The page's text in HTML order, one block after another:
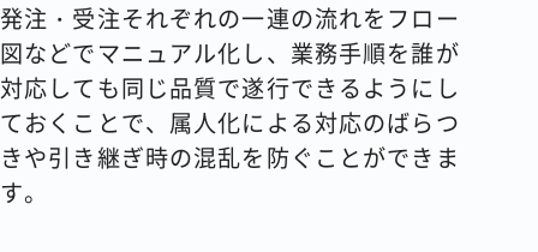
発注・受注それぞれの一連の流れをフロー
図などでマニュアル化し、業務手順を誰が
対応しても同じ品質で遂行できるようにし
ておくことで、属人化による対応のばらつ
きや引き継ぎ時の混乱を防ぐことができま
す。